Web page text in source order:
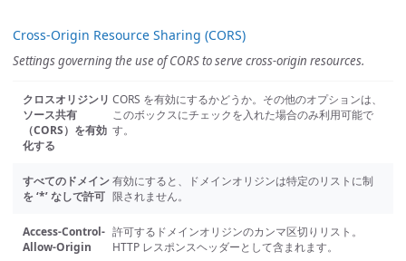
Cross-Origin Resource Sharing (CORS)
Settings governing the use of CORS to serve cross-origin resources.
クロスオリジンリ
ソース共有
（CORS）を有効
化する
CORS を有効にするかどうか。その他のオプションは、
このボックスにチェックを入れた場合のみ利用可能で
す。
すべてのドメイン
を ‘*’ なしで許可
有効にすると、ドメインオリジンは特定のリストに制
限されません。
Access-Control-
Allow-Origin
許可するドメインオリジンのカンマ区切りリスト。
HTTP レスポンスヘッダーとして含まれます。